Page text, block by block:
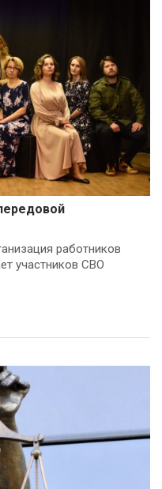
работников
участников СВО